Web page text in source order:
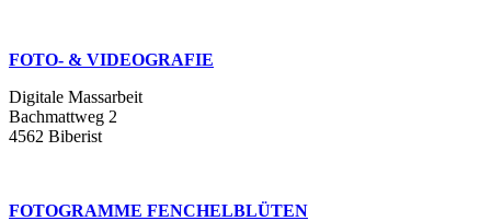
FOTO- & VIDEOGRAFIE
Digitale Massarbeit
Bachmattweg 2
4562 Biberist
FOTOGRAMME FENCHELBLÜTEN